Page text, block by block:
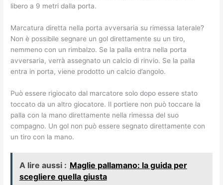
libero a 9 metri dalla porta.
Marcatura diretta nella porta avversaria su rimessa laterale?
Non è possibile segnare un gol direttamente su un tiro,
nemmeno con un rimbalzo. Se la palla entra nella porta
avversaria, verrà assegnato un calcio di rinvio. Se la palla
entra in porta, viene prodotto un calcio d’angolo.
Può essere rigiocato dal marcatore solo dopo essere stato
toccato da un altro giocatore. Il portiere non può toccare la
palla con la mano direttamente nella rimessa del suo
compagno. Un gol non può essere segnato direttamente con
un tiro con la mano.
A lire aussi : Maglie pallamano: la guida per
scegliere quella giusta